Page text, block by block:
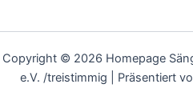
Copyright © 2026 Homepage
e.V. /treistimmig | Präsentiert